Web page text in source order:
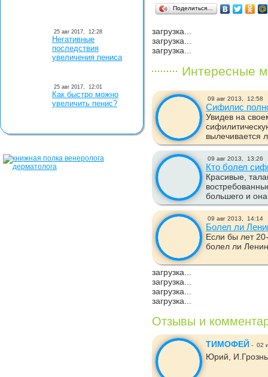
Поделиться…
загрузка...
загрузка...
загрузка...
Интересные
09 авг 2013, 12:58
Сифилис
Увидев на
вылечивается
09 авг 2013, 13:26
Кто болел
Красивые,
большего и
09 авг 2013, 14:14
Болел ли
Если бы лет
болел ли
загрузка...
загрузка...
загрузка...
загрузка...
Отзывы и
ТИМОФЕЙ - 02
Юрий,
25 авг 2017, 12:28
Негативные
последствия
увеличения пениса
25 авг 2017, 12:01
Как быстро можно
увеличить пенис?